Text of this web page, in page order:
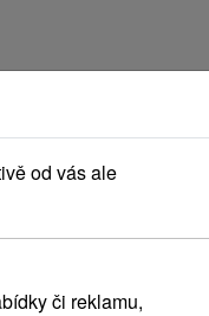
od vás ale
či reklamu,